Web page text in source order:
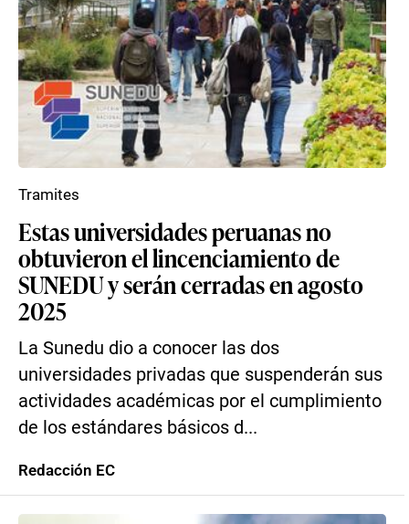
Estas universidades peruanas no
obtuvieron el lincenciamiento de
SUNEDU y serán cerradas en agosto
2025
La Sunedu dio a conocer las dos
universidades privadas que suspenderán sus
actividades académicas por el cumplimiento
de los estándares básicos d...
Tramites
Redacción EC